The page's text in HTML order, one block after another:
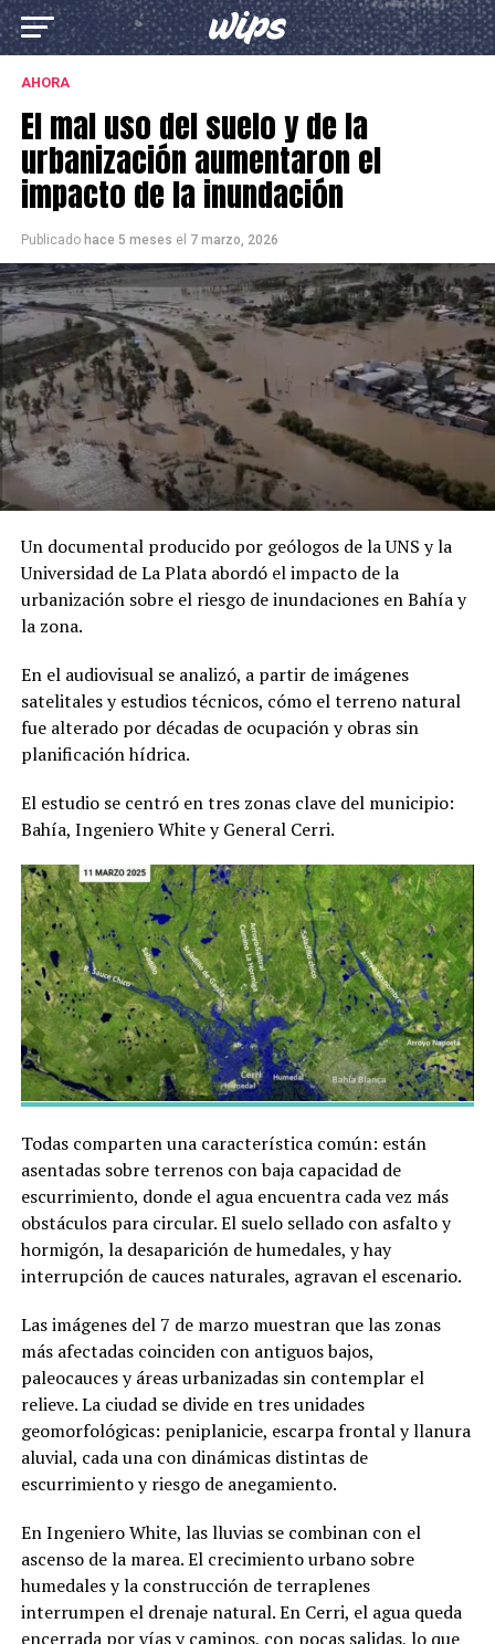
AHORA
El mal uso del suelo y de la
urbanización aumentaron el
impacto de la inundación
Publicado hace 5 meses el 7 marzo, 2026
Un documental producido por geólogos de la UNS y la
Universidad de La Plata abordó el impacto de la
urbanización sobre el riesgo de inundaciones en Bahía y
la zona.
En el audiovisual se analizó, a partir de imágenes
satelitales y estudios técnicos, cómo el terreno natural
fue alterado por décadas de ocupación y obras sin
planificación hídrica.
El estudio se centró en tres zonas clave del municipio:
Bahía, Ingeniero White y General Cerri.
Todas comparten una característica común: están
asentadas sobre terrenos con baja capacidad de
escurrimiento, donde el agua encuentra cada vez más
obstáculos para circular. El suelo sellado con asfalto y
hormigón, la desaparición de humedales, y hay
interrupción de cauces naturales, agravan el escenario.
Las imágenes del 7 de marzo muestran que las zonas
más afectadas coinciden con antiguos bajos,
paleocauces y áreas urbanizadas sin contemplar el
relieve. La ciudad se divide en tres unidades
geomorfológicas: peniplanicie, escarpa frontal y llanura
aluvial, cada una con dinámicas distintas de
escurrimiento y riesgo de anegamiento.
En Ingeniero White, las lluvias se combinan con el
ascenso de la marea. El crecimiento urbano sobre
humedales y la construcción de terraplenes
interrumpen el drenaje natural. En Cerri, el agua queda
encerrada por vías y caminos, con pocas salidas, lo que